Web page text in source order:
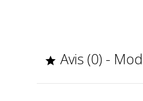
 Avis (0) -